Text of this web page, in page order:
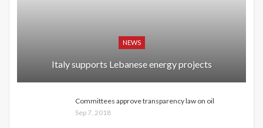
NEWS
Italy supports Lebanese energy projects
Committees approve transparency law on oil
Sep 7, 2018